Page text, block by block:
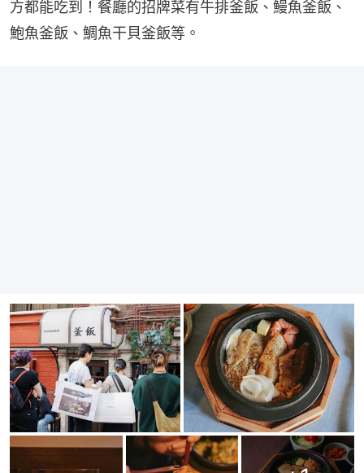
方都能吃到！餐廳的招牌菜有牛排釜飯、鰻魚釜飯、
鮑魚釜飯、鯛魚干貝釜飯等。